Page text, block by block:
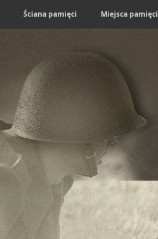
Ściana pamięci Miejsca pamięci